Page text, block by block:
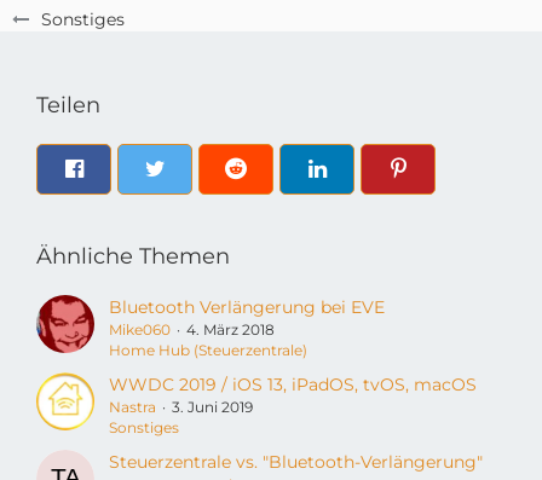
Sonstiges
Teilen
Ähnliche Themen
Bluetooth Verlängerung bei EVE
Mike060
4. März 2018
Home Hub (Steuerzentrale)
WWDC 2019 / iOS 13, iPadOS, tvOS, macOS
Nastra
3. Juni 2019
Sonstiges
Steuerzentrale vs. "Bluetooth-Verlängerung"